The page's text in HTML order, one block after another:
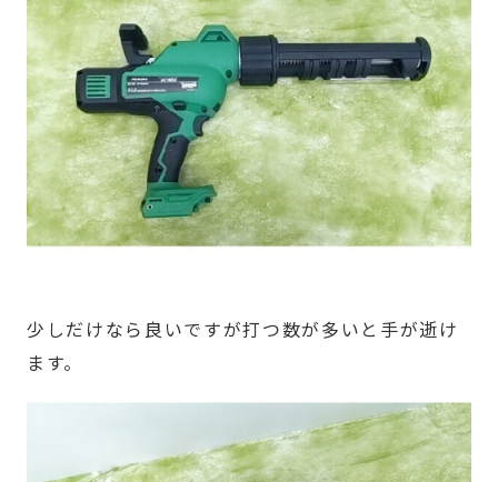
少しだけなら良いですが打つ数が多いと手が逝け
ます。